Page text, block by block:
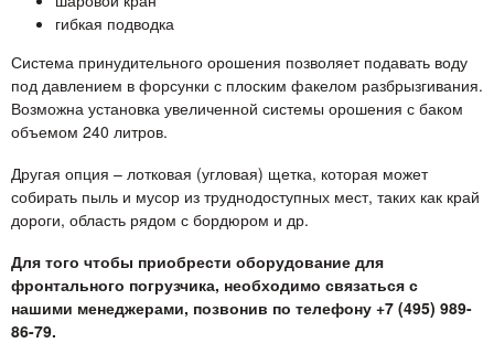
гибкая подводка
Система принудительного орошения позволяет подавать воду
под давлением в форсунки с плоским факелом разбрызгивания.
Возможна установка увеличенной системы орошения с баком
объемом 240 литров.
Другая опция – лотковая (угловая) щетка, которая может
собирать пыль и мусор из труднодоступных мест, таких как край
дороги, область рядом с бордюром и др.
Для того чтобы приобрести оборудование для
фронтального погрузчика, необходимо связаться с
нашими менеджерами, позвонив по телефону +7 (495) 989-
86-79.